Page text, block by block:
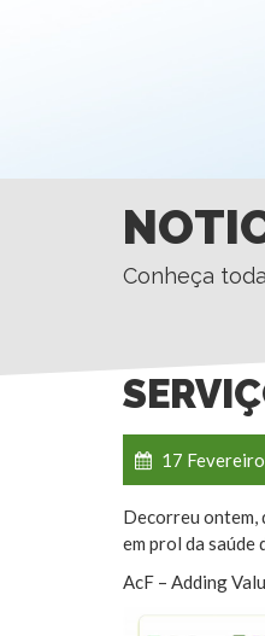
Conheça
17
Decorreu ontem,
em prol da saúde
AcF – Adding